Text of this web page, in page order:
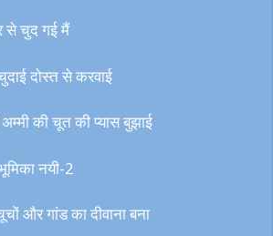
से चुद गई मैं
दोस्त से करवाई
की चूत की प्यास बुझाई
नयी-2
और गांड का दीवाना बना